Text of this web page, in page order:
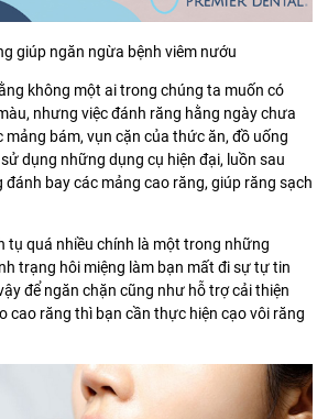
giúp ngăn ngừa bệnh viêm nướu
không một ai trong chúng ta muốn có
nhưng việc đánh răng hằng ngày chưa
mảng bám, vụn cặn của thức ăn, đồ uống
dụng những dụng cụ hiện đại, luồn sau
bay các mảng cao răng, giúp răng sạch
tụ quá nhiều chính là một trong những
trạng hôi miệng làm bạn mất đi sự tự tin
để ngăn chặn cũng như hỗ trợ cải thiện
cao răng thì bạn cần thực hiện cạo vôi răng